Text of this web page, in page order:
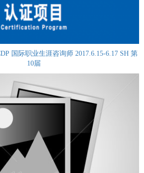
国际职业生涯咨询师 2017.6.15-6.17 SH 第
10届